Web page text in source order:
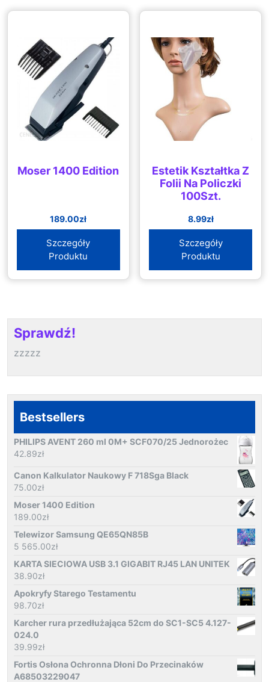
Moser 1400 Edition
189.00zł
Szczegóły
Produktu
Estetik Kształtka Z
Folii Na Policzki
100Szt.
8.99zł
Szczegóły
Produktu
Sprawdź!
zzzzz
Bestsellers
PHILIPS AVENT 260 ml 0M+ SCF070/25 Jednorożec
42.89zł
Canon Kalkulator Naukowy F 718Sga Black
75.00zł
Moser 1400 Edition
189.00zł
Telewizor Samsung QE65QN85B
5 565.00zł
KARTA SIECIOWA USB 3.1 GIGABIT RJ45 LAN UNITEK
38.90zł
Apokryfy Starego Testamentu
98.70zł
Karcher rura przedłużająca 52cm do SC1-SC5 4.127-
024.0
39.99zł
Fortis Osłona Ochronna Dłoni Do Przecinaków
A68503229047